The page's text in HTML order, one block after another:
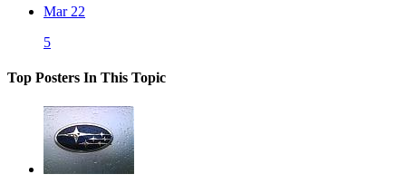
Mar 22
5
Top Posters In This Topic